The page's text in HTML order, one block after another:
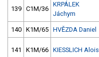
139 C1M/36
KRPÁLEK
Jáchym
140 K1M/65 HVĚZDA Daniel
141 K1M/66 KIESSLICH Alois